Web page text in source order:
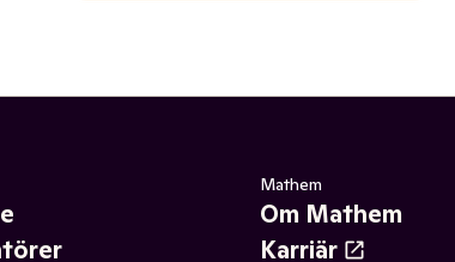
Mathem
Om Mathem
Karriär